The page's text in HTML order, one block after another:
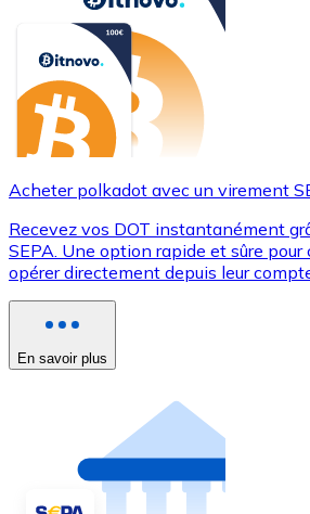
Acheter polkadot avec un virement
Recevez vos DOT instantanément
SEPA. Une option rapide et sûre
opérer directement depuis leur
En savoir plus